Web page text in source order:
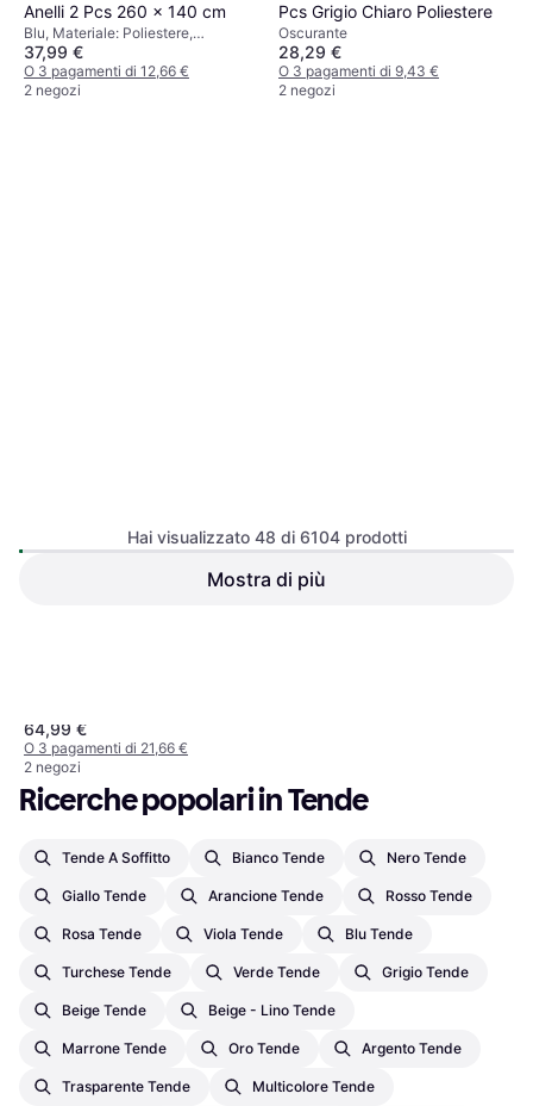
Anelli 2 Pcs 260 x 140 cm
Blu, Materiale: Poliestere,
Oscurante
37,99 €
O 3 pagamenti di 12,66 €
2 negozi
Pcs Grigio Chiaro Poliestere
Oscurante
28,29 €
O 3 pagamenti di 9,43 €
2 negozi
Alluminio, Acciaio, Poliestere
64,99 €
O 3 pagamenti di 21,66 €
2 negozi
Tessuto Perforato 100 x 200
mm
Hai visualizzato 48 di 6104 prodotti
Mostra di più
Ricerche popolari in Tende
Tende A Soffitto Bianco Tende Nero Tende
Giallo Tende Arancione Tende Rosso Tende
Rosa Tende Viola Tende Blu Tende
Turchese Tende Verde Tende Grigio Tende
Beige Tende Beige - Lino Tende
Marrone Tende Oro Tende Argento Tende
Trasparente Tende Multicolore Tende